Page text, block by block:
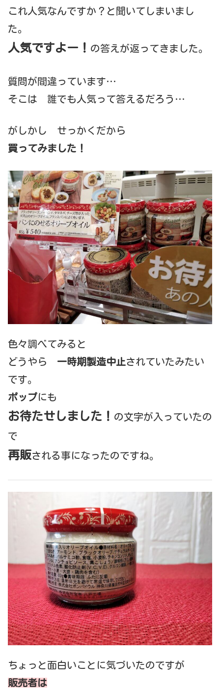
これ人気なんですか？と聞いてしまいまし
た。
人気ですよー！ の答えが返ってきました。
質問が間違っています…
そこは 誰でも人気って答えるだろう…
がしかし せっかくだから
買ってみました！
色々調べてみると
どうやら 一時期製造中止されていたみたい
です。
ポップにも
お待たせしました！ の文字が入っていたの
で
再販される事になったのですね。
ちょっと面白いことに気づいたのですが
販売者は